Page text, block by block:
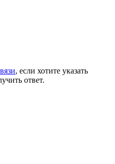
, если хотите указать
ответ.